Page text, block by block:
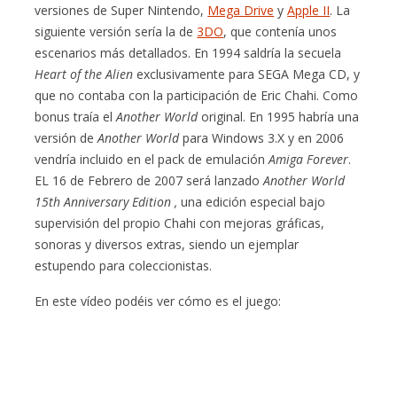
versiones de Super Nintendo, Mega Drive yApple II. La
siguiente versión sería la de3DO, que contenía unos
escenarios más detallados. En 1994 saldría la secuela
Heart of the Alien exclusivamente para SEGA Mega CD, y
que no contaba con la participación de Eric Chahi. Como
bonus traía elAnother Worldoriginal. En 1995 habría una
versión deAnother Worldpara Windows 3.X y en 2006
vendría incluido en el pack de emulaciónAmiga Forever.
EL 16 de Febrero de 2007 será lanzadoAnother World
15th Anniversary Edition ,una edición especial bajo
supervisión del propio Chahi con mejoras gráficas,
sonoras y diversos extras, siendo un ejemplar
estupendo para coleccionistas.
En este vídeo podéis ver cómo es el juego: